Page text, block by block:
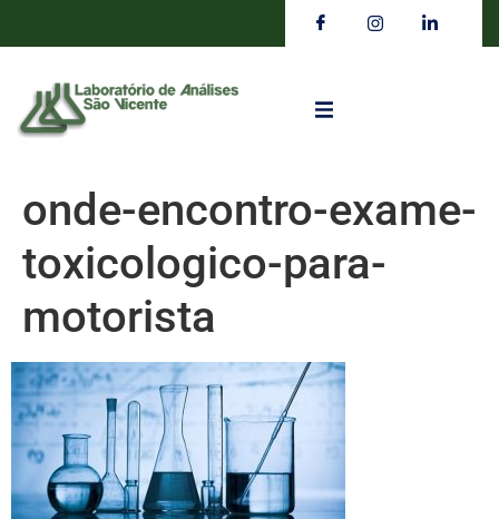
onde-encontro-exame-
toxicologico-para-
motorista